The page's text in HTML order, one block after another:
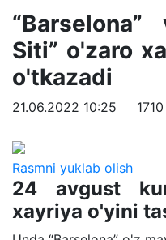
Siti” o'zaro
o'tkazadi
21.06.2022 10:25 1710
Rasmni yuklab olish
24 avgust
xayriya o'yini